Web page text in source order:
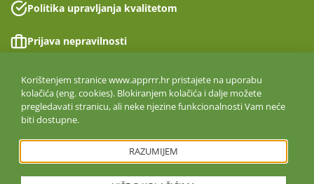
Politika upravljanja kvalitetom
Prijava nepravilnosti
Izjava o pristupačnosti
Politika informacijske sigurnosti
ISO 27001:2022
Korištenjem stranice www.apprrr.hr pristajete na uporabu
kolačića (eng. cookies). Blokiranjem kolačića i dalje možete
pregledavati stranicu, ali neke njezine funkcionalnosti Vam neće
biti dostupne.
RAZUMIJEM